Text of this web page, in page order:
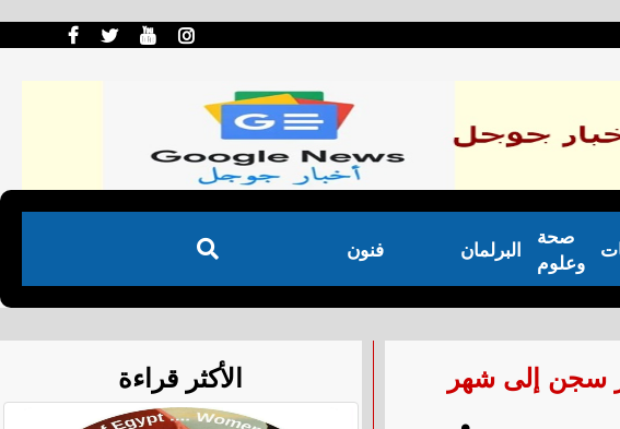
فنون البرلمان
صحة
وعلوم
الأكثر قراءة